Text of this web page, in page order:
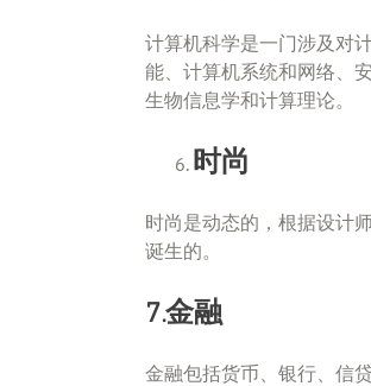
计算机科学是一门涉及对
能、计算机系统和网络、
生物信息学和计算理论。
时尚
时尚是动态的，根据设计
诞生的。
7.金融
金融包括货币、银行、信